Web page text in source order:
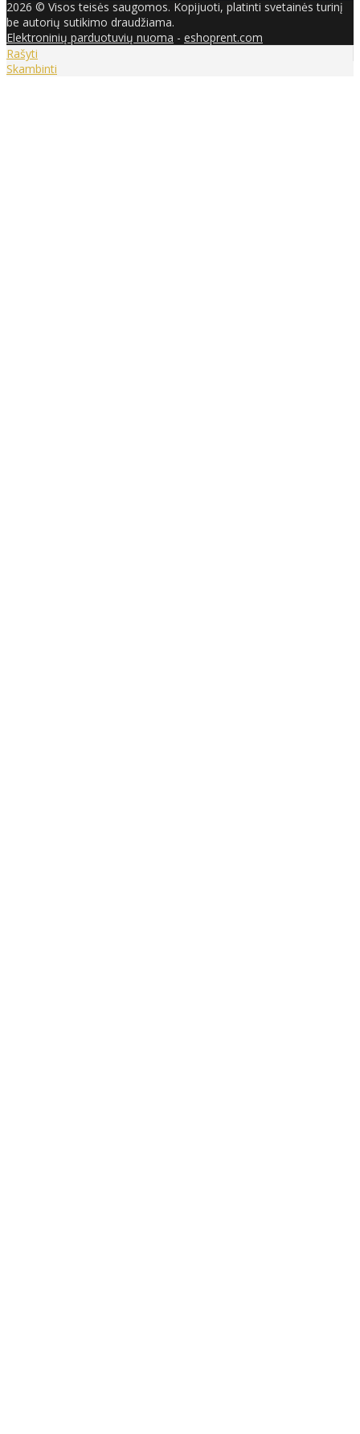
2026 © Visos teisės saugomos. Kopijuoti, platinti svetainės turinį
be autorių sutikimo draudžiama.
Elektroninių parduotuvių nuoma - eshoprent.com
Rašyti
Skambinti